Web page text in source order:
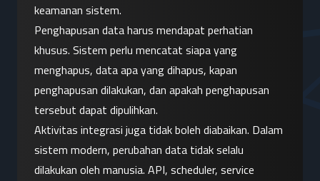
keamanan sistem.
Penghapusan data harus mendapat perhatian
khusus. Sistem perlu mencatat siapa yang
menghapus, data apa yang dihapus, kapan
penghapusan dilakukan, dan apakah penghapusan
tersebut dapat dipulihkan.
Aktivitas integrasi juga tidak boleh diabaikan. Dalam
sistem modern, perubahan data tidak selalu
dilakukan oleh manusia. API, scheduler, service